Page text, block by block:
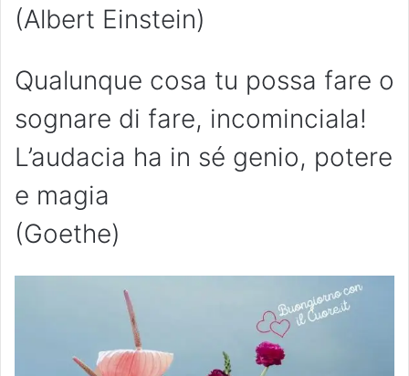
(Albert Einstein)
Qualunque cosa tu possa fare o
sognare di fare, incominciala!
L’audacia ha in sé genio, potere
e magia
(Goethe)